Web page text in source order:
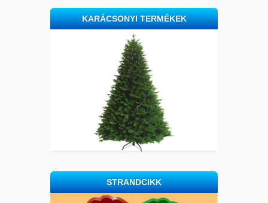
KARÁCSONYI TERMÉKEK
STRANDCIKK